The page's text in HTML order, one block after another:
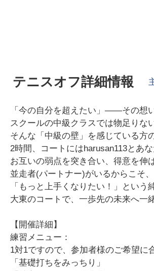
テニスオフ詳細情報
「今の自分を超えたい」――その想
スクールの中級クラスでは物足りな
そんな「中級の壁」を感じている方
2時間、コートにはharusan113とあな
お互いの弱点を突き合い、得意を伸
並走者(パートナー)がいるからこそ
「もっと上手くなりたい！」という
大東のコートで、一歩先の未来へ一
【開催詳細】
練習メニュー：
1対1ですので、参加者様のご希望に
「基礎打ちをみっちり」